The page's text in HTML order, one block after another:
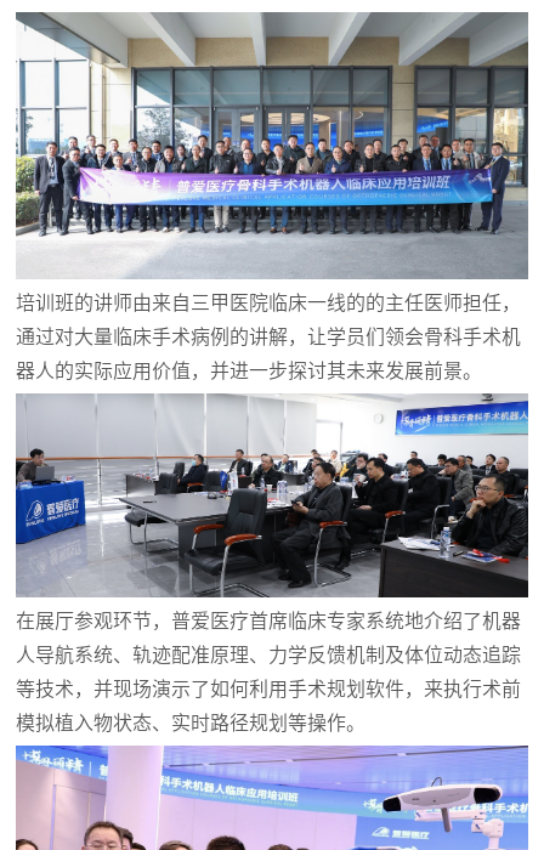
培训班的讲师由来自三甲医院临床一线的的主任医师担任，
通过对大量临床手术病例的讲解，让学员们领会骨科手术机
器人的实际应用价值，并进一步探讨其未来发展前景。
在展厅参观环节，普爱医疗首席临床专家系统地介绍了机器
人导航系统、轨迹配准原理、力学反馈机制及体位动态追踪
等技术，并现场演示了如何利用手术规划软件，来执行术前
模拟植入物状态、实时路径规划等操作。